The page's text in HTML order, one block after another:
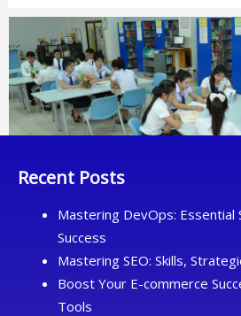
Recent Posts
Mastering DevOps: Essential
Success
Mastering SEO: Skills,
Boost Your E-commerce
Tools